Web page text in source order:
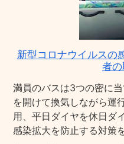
新型コロナウイルスの
者
満員のバスは3つの密に
を開けて換気しながら運
用、平日ダイヤを休日ダ
感染拡大を防止する対策